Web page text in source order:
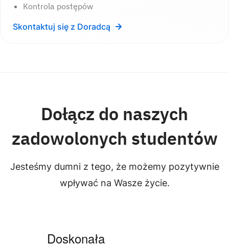
Kontrola postępów
Skontaktuj się z Doradcą
Dołącz do naszych
zadowolonych studentów
Jesteśmy dumni z tego, że możemy pozytywnie
wpływać na Wasze życie.